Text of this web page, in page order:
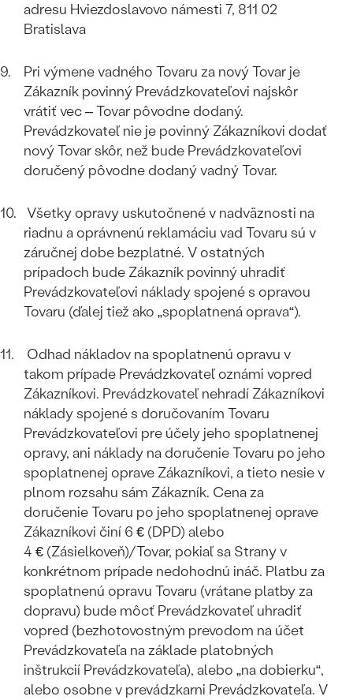
adresu Hviezdoslavovo námesti 7, 811 02
Bratislava
Pri výmene vadného Tovaru za nový Tovar je
Zákazník povinný Prevádzkovateľovi najskôr
vrátiť vec – Tovar pôvodne dodaný.
Prevádzkovateľ nie je povinný Zákazníkovi dodať
nový Tovar skôr, než bude Prevádzkovateľovi
doručený pôvodne dodaný vadný Tovar.
Všetky opravy uskutočnené v nadväznosti na
riadnu a oprávnenú reklamáciu vad Tovaru sú v
záručnej dobe bezplatné. V ostatných
prípadoch bude Zákazník povinný uhradiť
Prevádzkovateľovi náklady spojené s opravou
Tovaru (ďalej tiež ako „spoplatnená oprava“).
Odhad nákladov na spoplatnenú opravu v
takom prípade Prevádzkovateľ oznámi vopred
Zákazníkovi. Prevádzkovateľ nehradí Zákazníkovi
náklady spojené s doručovaním Tovaru
Prevádzkovateľovi pre účely jeho spoplatnenej
opravy, ani náklady na doručenie Tovaru po jeho
spoplatnenej oprave Zákazníkovi, a tieto nesie v
plnom rozsahu sám Zákazník. Cena za
doručenie Tovaru po jeho spoplatnenej oprave
Zákazníkovi činí 6 € (DPD) alebo
4 € (Zásielkoveň)/Tovar, pokiaľ sa Strany v
konkrétnom prípade nedohodnú ináč. Platbu za
spoplatnenú opravu Tovaru (vrátane platby za
dopravu) bude môcť Prevádzkovateľ uhradiť
vopred (bezhotovostným prevodom na účet
Prevádzkovateľa na základe platobných
inštrukcií Prevádzkovateľa), alebo „na dobierku“,
alebo osobne v prevádzkarni Prevádzkovateľa. V